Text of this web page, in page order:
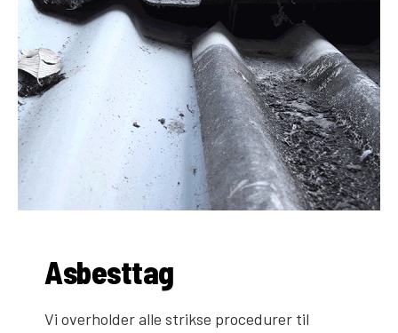
Asbesttag
Vi overholder alle strikse procedurer til